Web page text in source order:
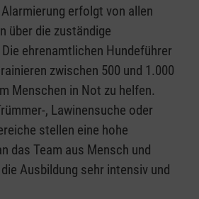
erfolgt von allen
über die zuständige
ehrenamtlichen Hundeführer
zwischen 500 und 1.000
Menschen in Not zu helfen.
, Lawinensuche oder
stellen eine hohe
das Team aus Mensch und
Ausbildung sehr intensiv und